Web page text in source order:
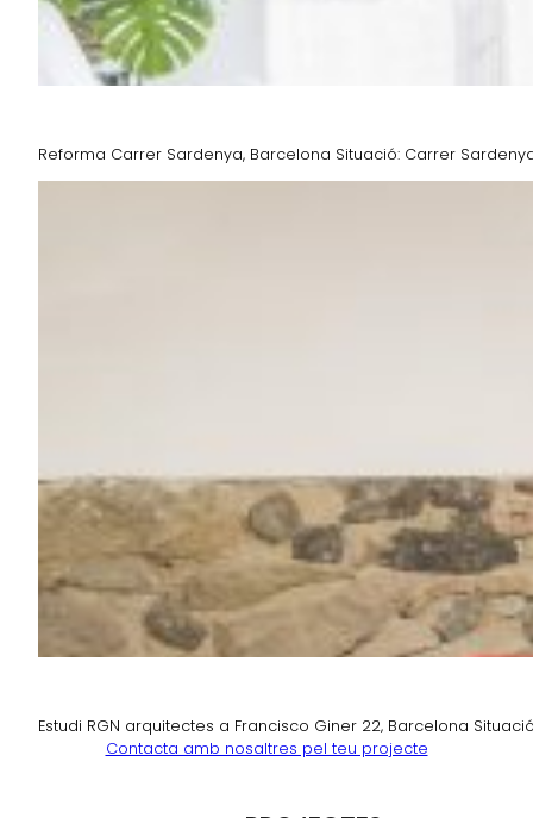
Reforma Carrer Sardenya, Barcelona Situació: Carrer
Estudi RGN arquitectes a Francisco Giner 22, Barcelona
Contacta amb nosaltres pel teu projecte